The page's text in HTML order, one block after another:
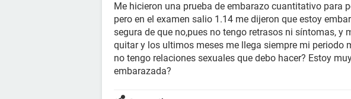
Me hicieron una prueba de embarazo cuantitativo para
pero en el examen salio 1.14 me dijeron que estoy
segura de que no,pues no tengo retrasos ni síntomas, y
quitar y los ultimos meses me llega siempre mi periodo
no tengo relaciones sexuales que debo hacer? Estoy
embarazada?